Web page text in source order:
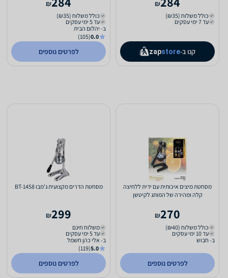
₪
כולל משלוח (₪35)
עד 7 ימי עסקים
קנו ב- zapstore
₪
כולל משלוח (₪35)
עד 5 ימי עסקים
ב- יהלום הבית
0.0
(105)
לפרטים נוספים
מסחטת מיצים איכותית עם ידית ללחיצה
קלה ומהירה של המותג לקיטשן
270
₪
כולל משלוח (₪40)
עד 10 ימי עסקים
ב- חבוש
לפרטים נוספים
מסחטת הדרים מקצועית ג'מבו BT-1458
299
₪
משלוח חינם
עד 5 ימי עסקים
ב- אלי כהן חשמל
5.0
(119)
לפרטים נוספים